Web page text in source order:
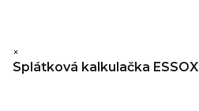
×
Splátková kalkulačka ESSOX